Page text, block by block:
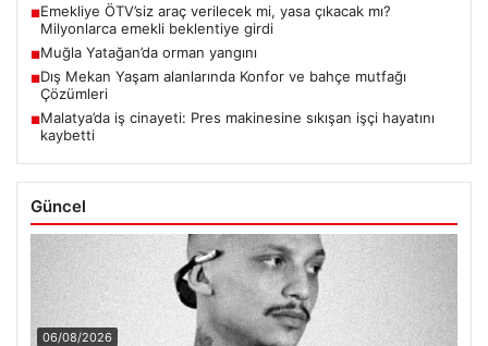
■Emekliye ÖTV’siz araç verilecek mi, yasa çıkacak mı?
Milyonlarca emekli beklentiye girdi
■Muğla Yatağan’da orman yangını
■Dış Mekan Yaşam alanlarında Konfor ve bahçe mutfağı
Çözümleri
■Malatya’da iş cinayeti: Pres makinesine sıkışan işçi hayatını
kaybetti
Güncel
06/08/2026